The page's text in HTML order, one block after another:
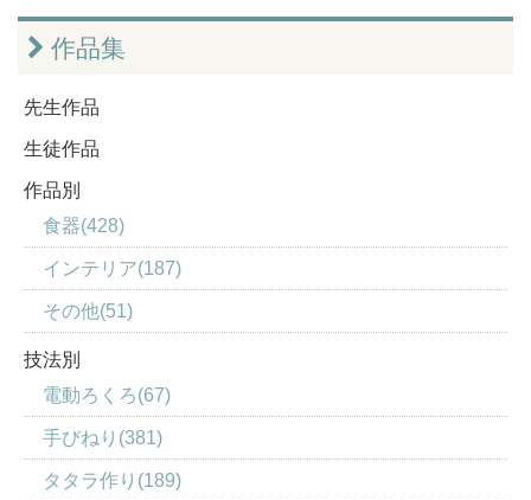
作品集
先生作品
生徒作品
作品別
食器(428)
インテリア(187)
その他(51)
技法別
電動ろくろ(67)
手びねり(381)
タタラ作り(189)